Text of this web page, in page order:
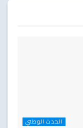
الحدث الوطني